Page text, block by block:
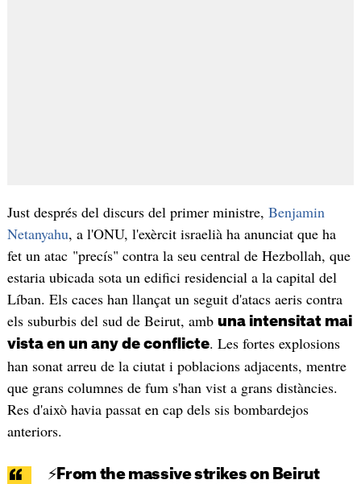
Just després del discurs del primer ministre, Benjamin
Netanyahu, a l'ONU, l'exèrcit israelià ha anunciat que ha
fet un atac "precís" contra la seu central de Hezbollah, que
estaria ubicada sota un edifici residencial a la capital del
Líban. Els caces han llançat un seguit d'atacs aeris contra
els suburbis del sud de Beirut, amb una intensitat mai
vista en un any de conflicte. Les fortes explosions
han sonat arreu de la ciutat i poblacions adjacents, mentre
que grans columnes de fum s'han vist a grans distàncies.
Res d'això havia passat en cap dels sis bombardejos
anteriors.
⚡️From the massive strikes on Beirut